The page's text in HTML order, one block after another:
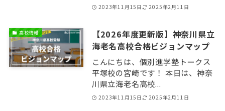
2023年11月15日 2025年2月11日
高校情報
【2026年度更新版】神奈川県立
海老名高校合格ビジョンマップ
こんにちは、個別進学塾トークス
平塚校の宮崎です！ 本日は、神奈
川県立海老名高校...
2023年11月15日 2025年2月11日